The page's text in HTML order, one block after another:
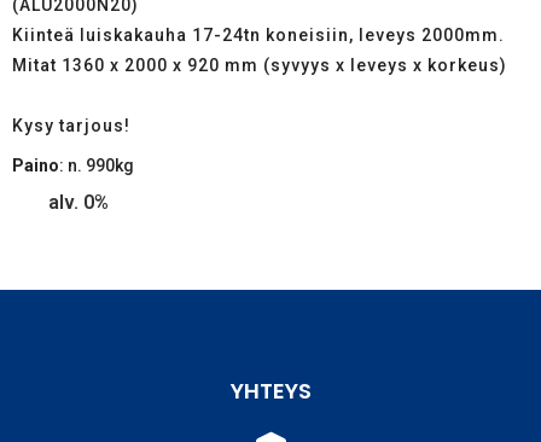
(ALU2000N20)
Kiinteä luiskakauha 17-24tn koneisiin, leveys 2000mm.
Mitat 1360 x 2000 x 920 mm (syvyys x leveys x korkeus)
Kysy tarjous!
Paino: n. 990kg
alv. 0%
YHTEYS